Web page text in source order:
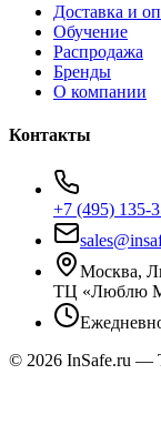
Доставка и
Обучение
Распродажа
Бренды
О компании
Контакты
+7 (495) 135-
Москва,
ТЦ «Люблю
© 2026 InSafe.ru —